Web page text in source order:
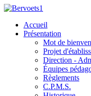
Accueil
Présentation
Mot de
Projet
Direction -
Équipes
Règlements
C.P.M.S.